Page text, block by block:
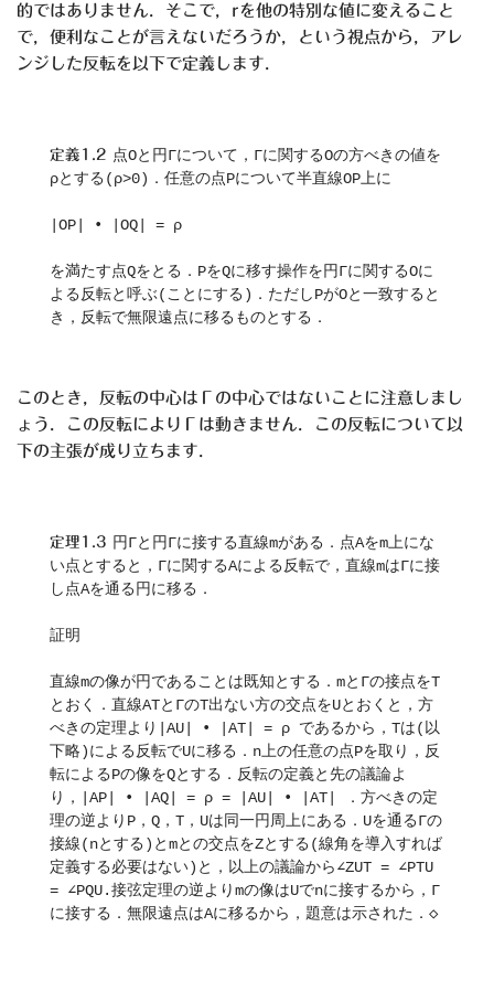
的ではありません．そこで，rを他の特別な値に変えること
で，便利なことが言えないだろうか，という視点から，アレ
ンジした反転を以下で定義します．
定義1.2 点Oと円Γについて，Γに関するOの方べきの値を
ρとする(ρ>0)．任意の点Pについて半直線OP上に
|OP| • |OQ| = ρ
を満たす点Qをとる．PをQに移す操作を円Γに関するOに
よる反転と呼ぶ(ことにする)．ただしPがOと一致すると
き，反転で無限遠点に移るものとする．
このとき，反転の中心はΓの中心ではないことに注意しまし
ょう．この反転によりΓは動きません．この反転について以
下の主張が成り立ちます．
定理1.3 円Γと円Γに接する直線mがある．点Aをm上にな
い点とすると，Γに関するAによる反転で，直線mはΓに接
し点Aを通る円に移る．
証明
直線mの像が円であることは既知とする．mとΓの接点をT
とおく．直線ATとΓのT出ない方の交点をUとおくと，方
べきの定理より|AU| • |AT| = ρ であるから，Tは(以
下略)による反転でUに移る．n上の任意の点Pを取り，反
転によるPの像をQとする．反転の定義と先の議論よ
り，|AP| • |AQ| = ρ = |AU| • |AT| ．方べきの定
理の逆よりP，Q，T，Uは同一円周上にある．Uを通るΓの
接線(nとする)とmとの交点をZとする(線角を導入すれば
定義する必要はない)と，以上の議論から∠ZUT = ∠PTU
= ∠PQU.接弦定理の逆よりmの像はUでnに接するから，Γ
に接する．無限遠点はAに移るから，題意は示された．◇